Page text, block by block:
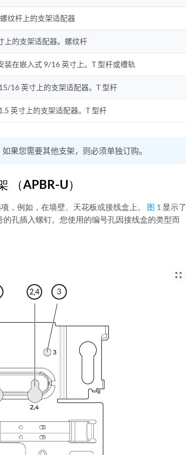
纹杆上的支架适配器
上的支架适配器。螺纹杆
装在嵌入式 9/16 英寸上。T 型杆或槽轨
16 英寸上的支架适配器。T 型杆
英寸上的支架适配器。T 型杆
果您需要其他支架，则必须单独订购。
（APBR-U）
，例如，在墙壁、天花板或接线盒上。 图 1 显示了
孔插入螺钉。您使用的编号孔因接线盒的类型而
zoom_out_map